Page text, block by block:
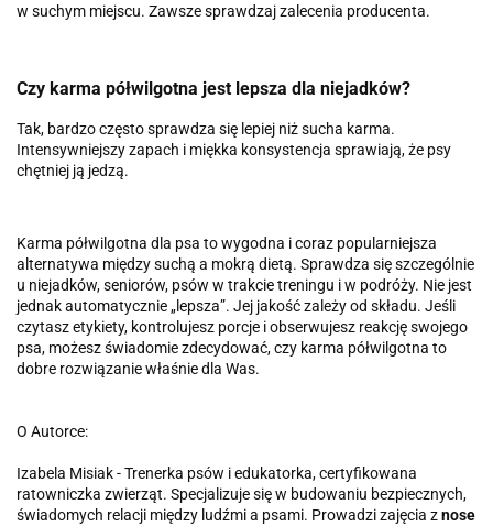
w suchym miejscu. Zawsze sprawdzaj zalecenia producenta.
Czy karma półwilgotna jest lepsza dla niejadków?
Tak, bardzo często sprawdza się lepiej niż sucha karma.
Intensywniejszy zapach i miękka konsystencja sprawiają, że psy
chętniej ją jedzą.
Karma półwilgotna dla psa to wygodna i coraz popularniejsza
alternatywa między suchą a mokrą dietą. Sprawdza się szczególnie
u niejadków, seniorów, psów w trakcie treningu i w podróży. Nie jest
jednak automatycznie „lepsza”. Jej jakość zależy od składu. Jeśli
czytasz etykiety, kontrolujesz porcje i obserwujesz reakcję swojego
psa, możesz świadomie zdecydować, czy karma półwilgotna to
dobre rozwiązanie właśnie dla Was.
O Autorce:
Izabela Misiak - Trenerka psów i edukatorka, certyfikowana
ratowniczka zwierząt. Specjalizuje się w budowaniu bezpiecznych,
świadomych relacji między ludźmi a psami. Prowadzi zajęcia znose